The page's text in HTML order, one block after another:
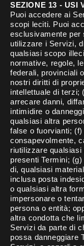
SEZIONE 13 - USI
Puoi accedere ai
scopi leciti. Puoi
esclusivamente per
utilizzare i Servizi,
qualsiasi scopo
normative, regole,
federali, provinciali
nostri diritti di
intellettuale di terzi;
arrecare danni,
intimidire o
qualsiasi altra
false o fuorvianti;
consapevolmente,
riutilizzare
presenti Termini;
di, qualsiasi
inclusa posta
o qualsiasi altra
impersonare o
persona o entità;
altra condotta che
Servizi da parte di
possa danneggiare